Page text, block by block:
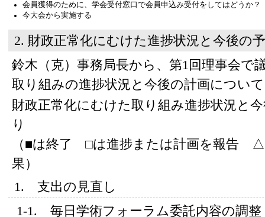
会員獲得のために、学会受付窓口で会員申込み受付をしてはどうか？
今大会から実施する
2. 財政正常化にむけた進捗状況と今後の
鈴木（克）事務局長から、第1回理事会で
取り組みの進捗状況と今後の計画につい
財政正常化にむけた取り組み進捗状況と
り
（■は終了 □は進捗または計画を報告
果）
1. 支出の見直し
1-1. 毎日学術フォーラム委託内容の調整